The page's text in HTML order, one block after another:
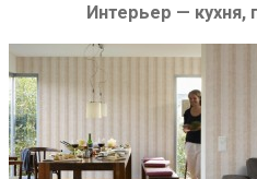
Интерьер —